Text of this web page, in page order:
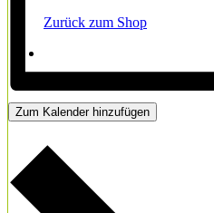
Zurück zum Shop
Zum Kalender hinzufügen